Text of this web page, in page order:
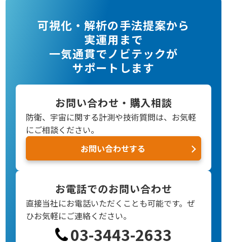
可視化・解析の手法提案から
実運用まで
一気通貫でノビテックが
サポートします
お問い合わせ・購入相談
防衛、宇宙に関する計測や技術質問は、お気軽
にご相談ください。
お問い合わせする
お電話でのお問い合わせ
直接当社にお電話いただくことも可能です。ぜ
ひお気軽にご連絡ください。
03-3443-2633